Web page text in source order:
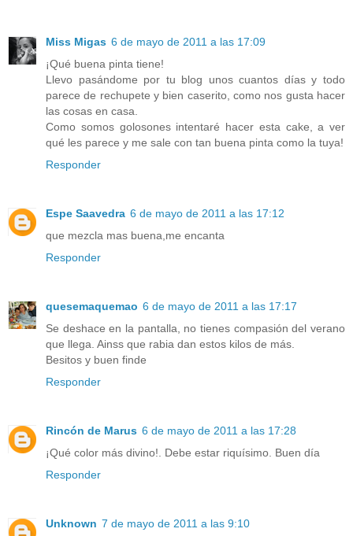
Miss Migas 6 de mayo de 2011 a las 17:09
¡Qué buena pinta tiene!
Llevo pasándome por tu blog unos cuantos días y todo
parece de rechupete y bien caserito, como nos gusta hacer
las cosas en casa.
Como somos golosones intentaré hacer esta cake, a ver
qué les parece y me sale con tan buena pinta como la tuya!
Responder
Espe Saavedra 6 de mayo de 2011 a las 17:12
que mezcla mas buena,me encanta
Responder
quesemaquemao 6 de mayo de 2011 a las 17:17
Se deshace en la pantalla, no tienes compasión del verano
que llega. Ainss que rabia dan estos kilos de más.
Besitos y buen finde
Responder
Rincón de Marus 6 de mayo de 2011 a las 17:28
¡Qué color más divino!. Debe estar riquísimo. Buen día
Responder
Unknown 7 de mayo de 2011 a las 9:10